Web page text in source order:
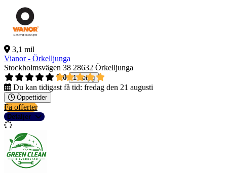
3,1 mil
Vianor - Örkelljunga
Stockholmsvägen 38 28632 Örkelljunga
5,0
1 betyg
Du kan tidigast få tid: fredag den 21 augusti
Öppettider
Få offerter
Detaljer